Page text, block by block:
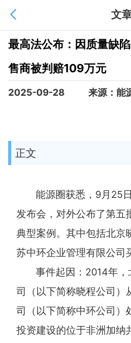
文
最高法公布：因质量缺
售商被判赔109万元
2025-09-28 来源：能
正文
能源圈获悉，9月25
发布会，对外公布了第五
典型案例。其中包括北京
苏中环企业管理有限公司
事件起因：2014年
司（以下简称晓程公司）
司（以下简称中环公司）
投资建设的位于非洲加纳